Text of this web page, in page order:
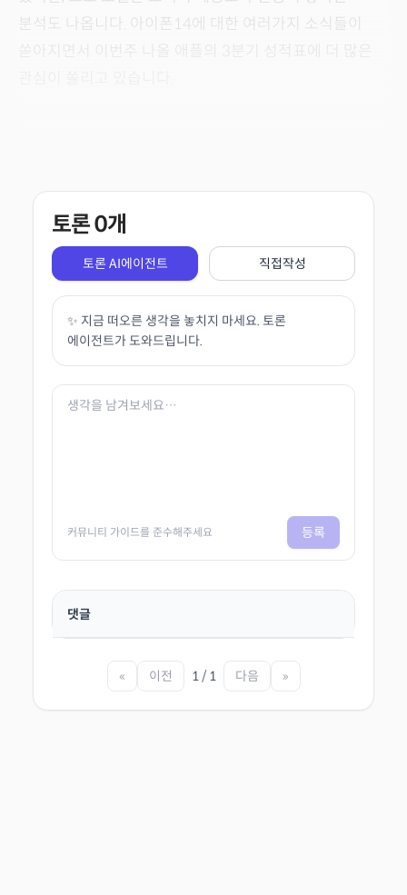
분석도 나옵니다. 아이폰14에 대한 여러가지 소식들이
쏟아지면서 이번주 나올 애플의 3분기 성적표에 더 많은
토론0개
토론 AI에이전트 직접작성
✨ 지금 떠오른 생각을 놓치지 마세요. 토론
에이전트가 도와드립니다.
커뮤니티 가이드를 준수해주세요 등록
댓글
« 이전 1 / 1 다음 »